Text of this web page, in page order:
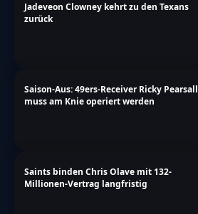
Jadeveon Clowney kehrt zu den Texans
zurück
Saison-Aus: 49ers-Receiver Ricky Pearsall
muss am Knie operiert werden
Saints binden Chris Olave mit 132-
Millionen-Vertrag langfristig